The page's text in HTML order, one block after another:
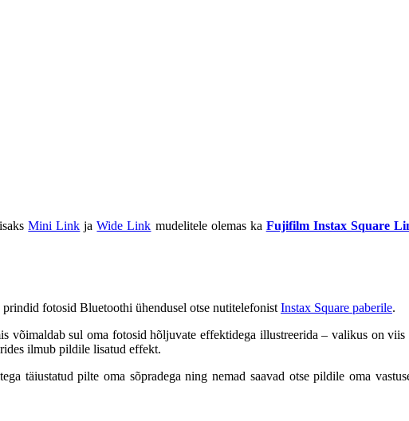
Mini Link jaWide Link mudelitele olemas ka Fujifilm Instax Square
fotosid Bluetoothi ühendusel otse nutitelefonist Instax Square paberile.
võimaldab sul oma fotosid hõljuvate effektidega illustreerida – valikus on
ilmub pildile lisatud effekt.
täiustatud pilte oma sõpradega ning nemad saavad otse pildile oma